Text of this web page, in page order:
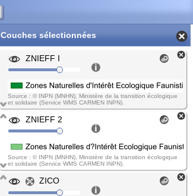
Couches sélectionnées
ZNIEFF I
Source : © INPN (MNHN), Ministère de la transition écologique
et solidaire (Service WMS CARMEN INPN).
ZNIEFF 2
Source : © INPN (MNHN), Ministère de la transition écologique
et solidaire (Service WMS CARMEN INPN).
ZICO